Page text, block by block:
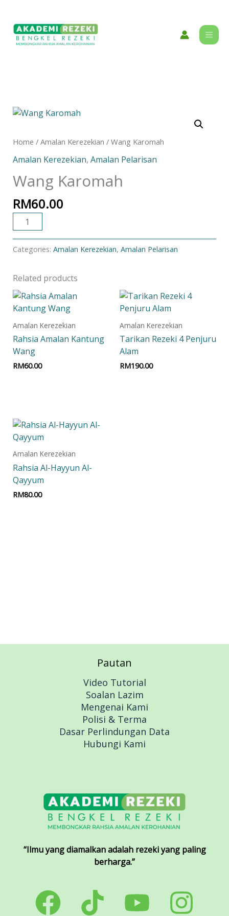
content
Home / Amalan Kerezekian / Wang Karomah
Amalan Kerezekian, Amalan Pelarisan
Wang Karomah
RM60.00
Wang
quantity
Categories: Amalan Kerezekian, Amalan Pelarisan
Related products
Amalan Kerezekian
Rahsia Amalan Kantung
Wang
RM60.00
Amalan Kerezekian
Tarikan Rezeki 4 Penjuru
Alam
RM190.00
Amalan Kerezekian
Rahsia Al-Hayyun Al-
Qayyum
RM80.00
Pautan
Video Tutorial
Soalan Lazim
Mengenai Kami
Polisi & Terma
Dasar Perlindungan Data
Hubungi Kami
“Ilmu yang diamalkan adalah rezeki yang paling
berharga.”